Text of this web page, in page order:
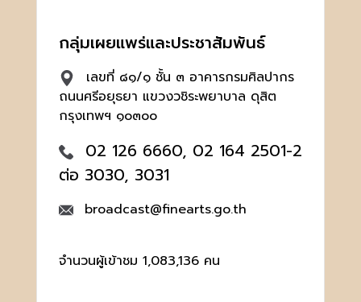
กลุ่มเผยแพร่และประชาสัมพันธ์
เลขที่ ๘๑/๑ ชั้น ๓ อาคารกรมศิลปากร
ถนนศรีอยุธยา แขวงวชิระพยาบาล ดุสิต
กรุงเทพฯ ๑๐๓๐๐
02 126 6660, 02 164 2501-2
ต่อ 3030, 3031
broadcast@finearts.go.th
จำนวนผู้เข้าชม 1,083,136 คน